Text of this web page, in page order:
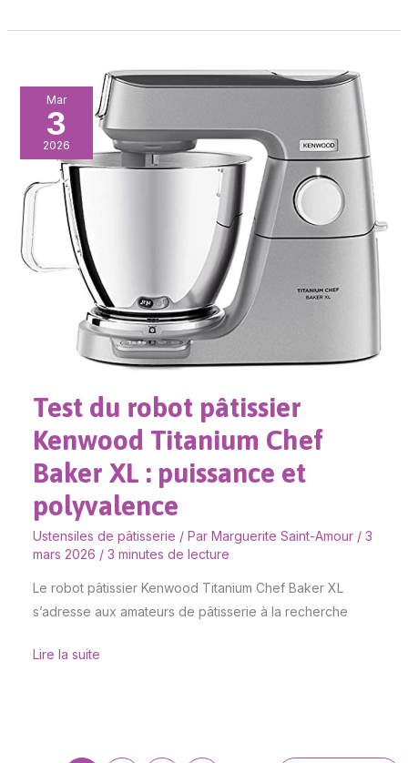
Mar
3
2026
Test du robot pâtissier
Kenwood Titanium Chef
Baker XL : puissance et
polyvalence
Ustensiles de pâtisserie / Par Marguerite Saint-Amour / 3
mars 2026 / 3 minutes de lecture
Le robot pâtissier Kenwood Titanium Chef Baker XL
s’adresse aux amateurs de pâtisserie à la recherche
Test
robot
pâtissier
Kenwood
Titanium
Chef
Baker
puissance
Lire la suite